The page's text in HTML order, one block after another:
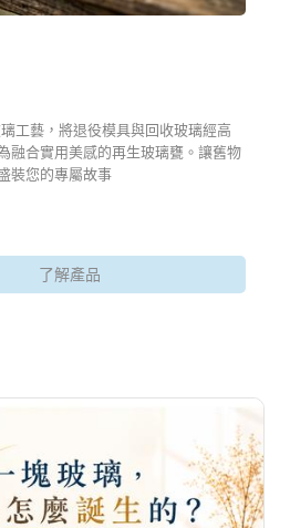
工藝，將退役模具與回收玻璃經高
融合實用美感的再生玻璃甕。讓舊物
裝您的專屬故事
了解產品